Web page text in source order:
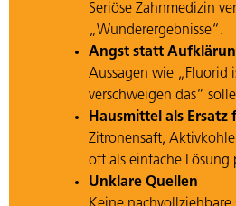
Seriöse Zahnmedizin
„Wunderergebnisse“.
Angst statt
Aussagen wie „Fluorid
verschweigen das“
Hausmittel als
Zitronensaft,
oft als einfache Lösung
Unklare Quellen